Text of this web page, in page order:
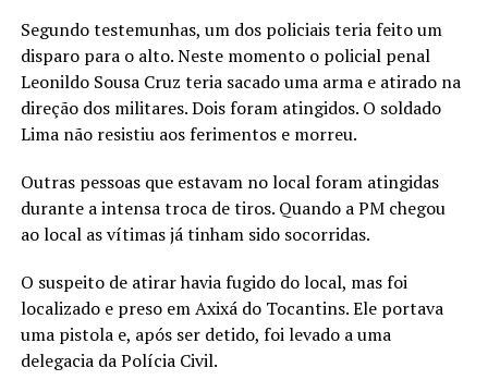
Segundo testemunhas, um dos policiais teria feito um
disparo para o alto. Neste momento o policial penal
Leonildo Sousa Cruz teria sacado uma arma e atirado na
direção dos militares. Dois foram atingidos. O soldado
Lima não resistiu aos ferimentos e morreu.
Outras pessoas que estavam no local foram atingidas
durante a intensa troca de tiros. Quando a PM chegou
ao local as vítimas já tinham sido socorridas.
O suspeito de atirar havia fugido do local, mas foi
localizado e preso em Axixá do Tocantins. Ele portava
uma pistola e, após ser detido, foi levado a uma
delegacia da Polícia Civil.